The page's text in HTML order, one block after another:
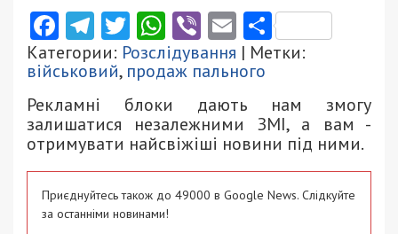
Facebook
Telegram
Twitter
WhatsApp
ViberEmail
Категории: Розслідування | Метки:
військовий, продаж пального
Рекламні блоки дають нам змогу
залишатися незалежними ЗМІ, а вам -
отримувати найсвіжіші новини під ними.
Приєднуйтесь також до 49000 в Google News. Слідкуйте
за останніми новинами!